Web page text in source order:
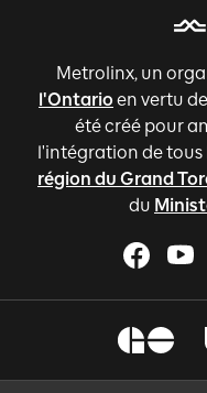
Metrolinx, un
l'Ontario en vertu
été créé pour
l'intégration de tous
région du Grand
du